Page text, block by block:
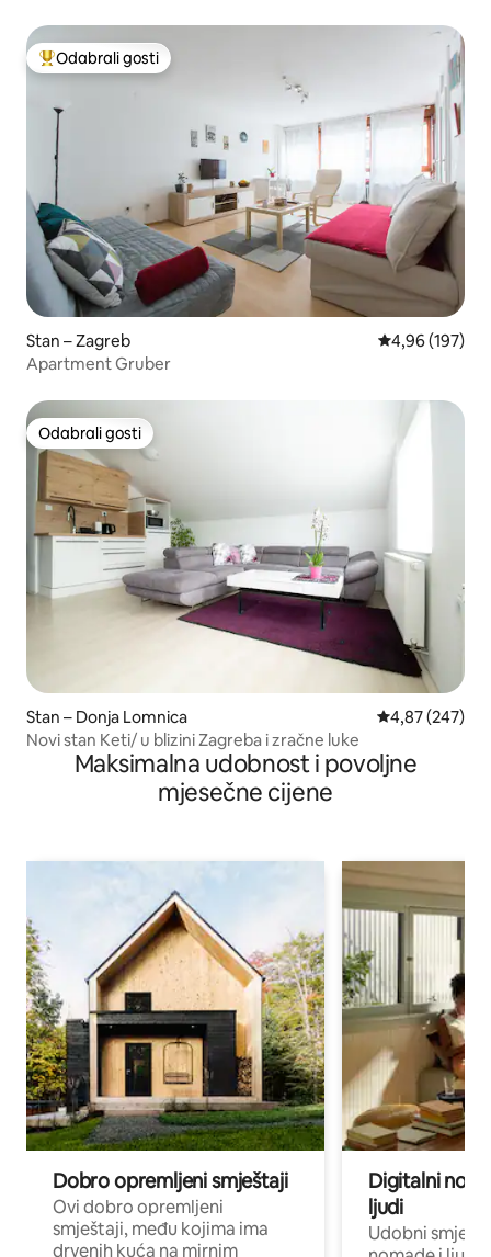
Među najviše rangiranima s oznakom „Odabrali gosti”
Odabrali gosti
Stan – Zagreb Prosječna
4,96 (197)
Apartment Gruber
Odabrali gosti
Odabrali gosti
Stan – Donja Lomnica Prosječna
4,87 (247)
Novi stan Keti/ u blizini Zagreba i zračne luke
Maksimalna udobnost i povoljne
mjesečne cijene
Dobro opremljeni smještaji
Ovi dobro opremljeni
smještaji, među kojima ima
drvenih kuća na mirnim
Digitalni
ljudi
Udobni